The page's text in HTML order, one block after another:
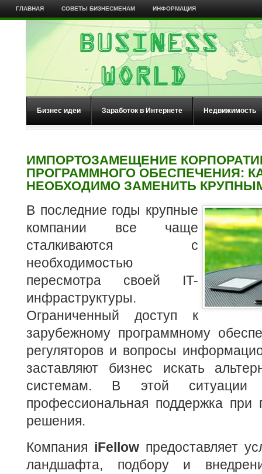
ГЛАВНАЯ СОВЕТЫ БИЗНЕСМЕНАМ ИНФОРМАЦИЯ
Бизнес идеи Заработок в Интернете Недвижимость
ИМПОРТОЗАМЕЩЕНИЕ
ПРОГРАММНОГО ОБЕСПЕЧЕНИЯ:
НЕОБХОДИМО ЗАМЕНИТЬ
В последние годы крупные
компании все чаще
сталкиваются с
необходимостью
пересмотра своей IT-
инфраструктуры.
Ограниченный доступ к
зарубежному программному
регуляторов и вопросы
заставляют бизнес искать
системам. В этой ситуации
профессиональная поддержка при
решения.
Компания iFellow предоставляет
ландшафта, подбору и